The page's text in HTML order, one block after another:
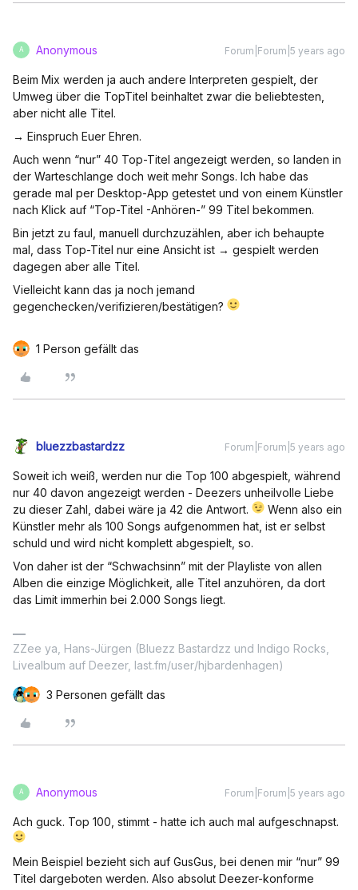
A Anonymous Forum|Forum|5 years ago
Beim Mix werden ja auch andere Interpreten gespielt, der
Umweg über die TopTitel beinhaltet zwar die beliebtesten,
aber nicht alle Titel.
→ Einspruch Euer Ehren.
Auch wenn “nur” 40 Top-Titel angezeigt werden, so landen in
der Warteschlange doch weit mehr Songs. Ich habe das
gerade mal per Desktop-App getestet und von einem Künstler
nach Klick auf “Top-Titel -Anhören-” 99 Titel bekommen.
Bin jetzt zu faul, manuell durchzuzählen, aber ich behaupte
mal, dass Top-Titel nur eine Ansicht ist → gespielt werden
dagegen aber alle Titel.
Vielleicht kann das ja noch jemand
gegenchecken/verifizieren/bestätigen?
1 Person gefällt das
bluezzbastardzz Forum|Forum|5 years ago
Soweit ich weiß, werden nur die Top 100 abgespielt, während
nur 40 davon angezeigt werden - Deezers unheilvolle Liebe
zu dieser Zahl, dabei wäre ja 42 die Antwort.
Wenn also ein
Künstler mehr als 100 Songs aufgenommen hat, ist er selbst
schuld und wird nicht komplett abgespielt, so.
Von daher ist der “Schwachsinn” mit der Playliste von allen
Alben die einzige Möglichkeit, alle Titel anzuhören, da dort
das Limit immerhin bei 2.000 Songs liegt.
ZZee ya, Hans-Jürgen (Bluezz Bastardzz und Indigo Rocks,
Livealbum auf Deezer, last.fm/user/hjbardenhagen)
3 Personen gefällt das
A Anonymous Forum|Forum|5 years ago
Ach guck. Top 100, stimmt - hatte ich auch mal aufgeschnapst.
Mein Beispiel bezieht sich auf GusGus, bei denen mir “nur” 99
Titel dargeboten werden. Also absolut Deezer-konforme